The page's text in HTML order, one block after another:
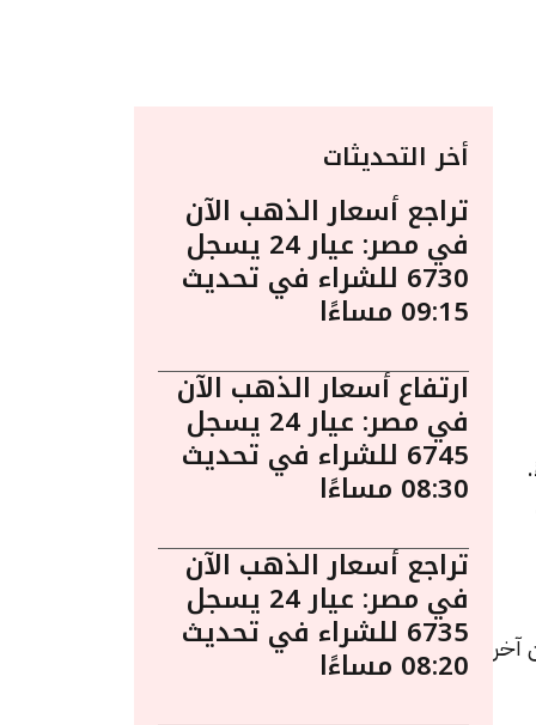
مساءً.
قيمتها 30 جنيهات عن آخر
أخر التحديثات
تراجع أسعار الذهب الآن
في مصر: عيار 24 يسجل
6730 للشراء في تحديث
09:15 مساءًا
ارتفاع أسعار الذهب الآن
في مصر: عيار 24 يسجل
6745 للشراء في تحديث
08:30 مساءًا
تراجع أسعار الذهب الآن
في مصر: عيار 24 يسجل
6735 للشراء في تحديث
08:20 مساءًا